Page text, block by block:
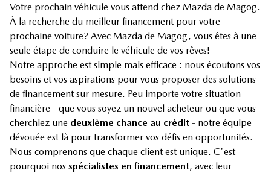
Votre prochain véhicule vous attend chez Mazda de Magog.
À la recherche du meilleur financement pour votre
prochaine voiture? Avec Mazda de Magog, vous êtes à une
seule étape de conduire le véhicule de vos rêves!
Notre approche est simple mais efficace : nous écoutons vos
besoins et vos aspirations pour vous proposer des solutions
de financement sur mesure. Peu importe votre situation
financière - que vous soyez un nouvel acheteur ou que vous
cherchiez une deuxième chance au crédit - notre équipe
dévouée est là pour transformer vos défis en opportunités.
Nous comprenons que chaque client est unique. C'est
pourquoi nos spécialistes en financement, avec leur